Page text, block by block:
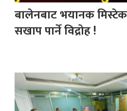
बालेनबाट भयानक
सखाप पार्ने विद्रोह !